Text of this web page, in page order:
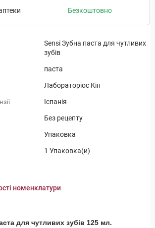
Безкоштовно
Sensi Зубна паста для чутливих
зубів
паста
Лабораторіос Кін
Іспанія
Без рецепту
Упаковка
1 Упаковка(и)
номенклатури
для чутливих зубів 125 мл.